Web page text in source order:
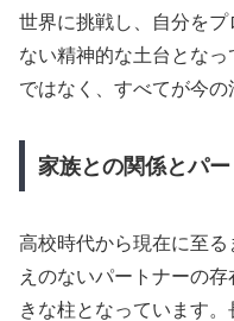
世界に挑戦し、自分を
ない精神的な土台とな
ではなく、すべてが今の
家族との関係とパ
高校時代から現在に至
えのないパートナーの
きな柱となっています